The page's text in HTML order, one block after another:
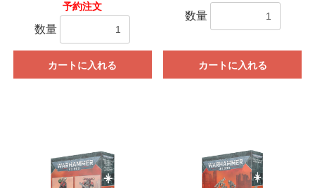
予約注文
数量
カートに入れる
数量
カートに入れる